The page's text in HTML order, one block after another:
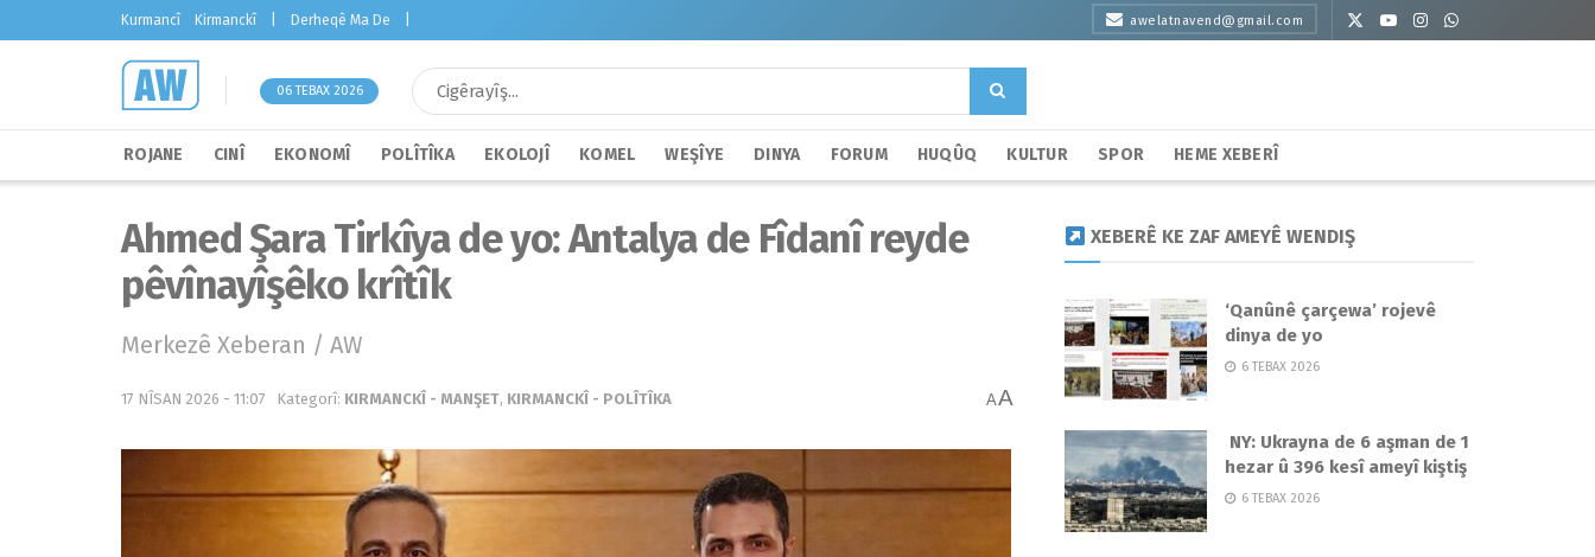
Kurmancî Kirmanckî Derheqê Ma De awelatnavend@gmail.com
06 TEBAX 2026
ROJANE CINÎ EKONOMÎ POLÎTÎKA EKOLOJÎ KOMEL WEŞÎYE DINYA FORUM HUQÛQ KULTUR SPOR HEME XEBERÎ
Ahmed Şara Tirkîya de yo: Antalya de Fîdanî reyde
pêvînayîşêko krîtîk
Merkezê Xeberan / AW
17 NÎSAN 2026 - 11:07 Kategorî: KIRMANCKÎ - MANŞET, KIRMANCKÎ - POLÎTÎKA AA
XEBERÊ KE ZAF AMEYÊ WENDIŞ
‘Qanûnê çarçewa’ rojevê
dinya de yo
6 TEBAX 2026
NY: Ukrayna de 6 aşman de 1
hezar û 396 kesî ameyî kiştiş
6 TEBAX 2026